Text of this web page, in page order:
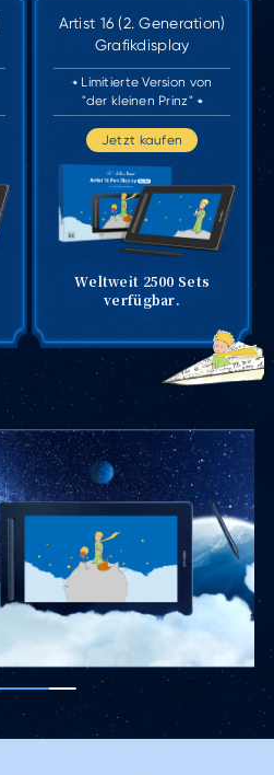
Artist 16 (2. Generation)
Grafikdisplay
Limitierte Version von
"der kleinen Prinz"
Jetzt kaufen
Weltweit 2500 Sets
verfügbar.